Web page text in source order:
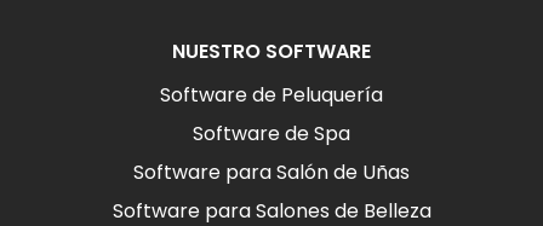
NUESTRO SOFTWARE
Software de Peluquería
Software de Spa
Software para Salón de Uñas
Software para Salones de Belleza